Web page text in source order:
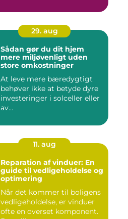
29. aug
Sådan gør du dit hjem
mere miljøvenligt uden
store omkostninger
At leve mere bæredygtigt
behøver ikke at betyde dyre
investeringer i solceller eller
av...
11. aug
Reparation af vinduer: En
guide til vedligeholdelse og
optimering
Når det kommer til boligens
vedligeholdelse, er vinduer
ofte en overset komponent.